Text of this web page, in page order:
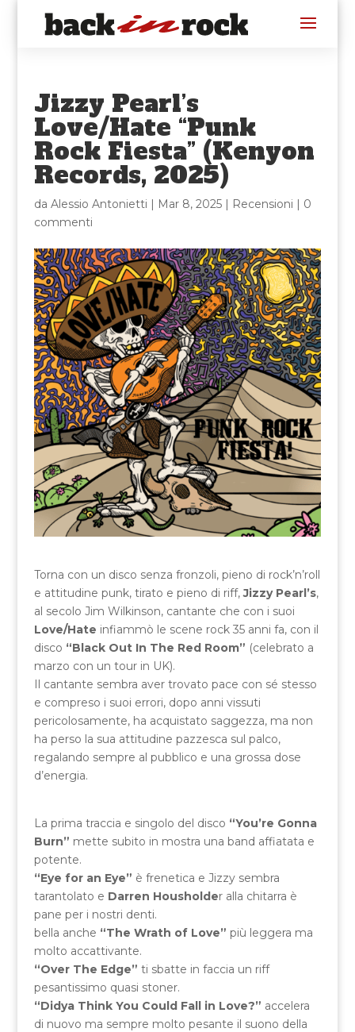
Jizzy Pearl’s
Love/Hate “Punk
Rock Fiesta” (Kenyon
Records, 2025)
da Alessio Antonietti | Mar 8, 2025| Recensioni | 0
commenti
Torna con un disco senza fronzoli, pieno di rock’n’roll
e attitudine punk, tirato e pieno di riff,Jizzy Pearl’s,
al secolo Jim Wilkinson, cantante che con i suoi
Love/Hate infiammò le scene rock 35 anni fa, con il
disco “Black Out In The Red Room” (celebrato a
marzo con un tour in UK).
Il cantante sembra aver trovato pace con sé stesso
e compreso i suoi errori, dopo anni vissuti
pericolosamente, ha acquistato saggezza, ma non
ha perso la sua attitudine pazzesca sul palco,
regalando sempre al pubblico e una grossa dose
d’energia.
La prima traccia e singolo del disco “You’re Gonna
Burn” mette subito in mostra una band affiatata e
potente.
“Eye for an Eye” è frenetica e Jizzy sembra
tarantolato e Darren Housholder alla chitarra è
pane per i nostri denti.
bella anche “The Wrath of Love” più leggera ma
molto accattivante.
“Over The Edge” ti sbatte in faccia un riff
pesantissimo quasi stoner.
“Didya Think You Could Fall in Love?” accelera
di nuovo ma sempre molto pesante il suono della